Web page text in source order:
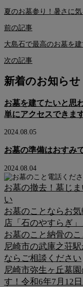
夏のお墓参り！暑さに
前の記事
大島石で最高のお墓を
次の記事
新着のお知らせ
お墓を建てたいと思
単にアクセスできま
2024.08.05
お墓の準備はおすみ
2024.08.04
お墓の撤去！墓じ
い
お墓のことならお
店「石のやすらぎ
お墓のこと納骨の
尼崎市の武庫之荘
ならご相談ください
尼崎市弥生ヶ丘墓
す！令和6年7月12